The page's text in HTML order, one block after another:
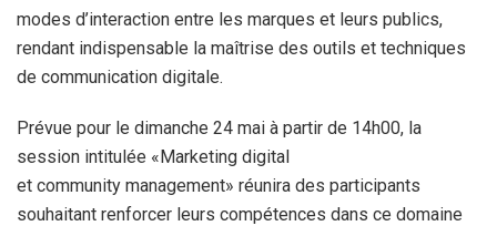
modes d’interaction entre les marques et leurs publics,
rendant indispensable la maîtrise des outils et techniques
de communication digitale.
Prévue pour le dimanche 24 mai à partir de 14h00, la
session intitulée «Marketing digital
et community management» réunira des participants
souhaitant renforcer leurs compétences dans ce domaine